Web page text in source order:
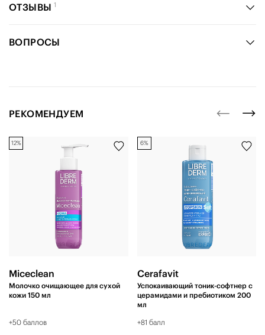
ОТЗЫВЫ 1
ВОПРОСЫ
РЕКОМЕНДУЕМ
Miceclean
Молочко очищающее для сухой
кожи 150 мл
+50 баллов
12%
Cerafavit
Успокаивающий тоник-софтнер с
церамидами и пребиотиком 200
мл
+81 балл
6%